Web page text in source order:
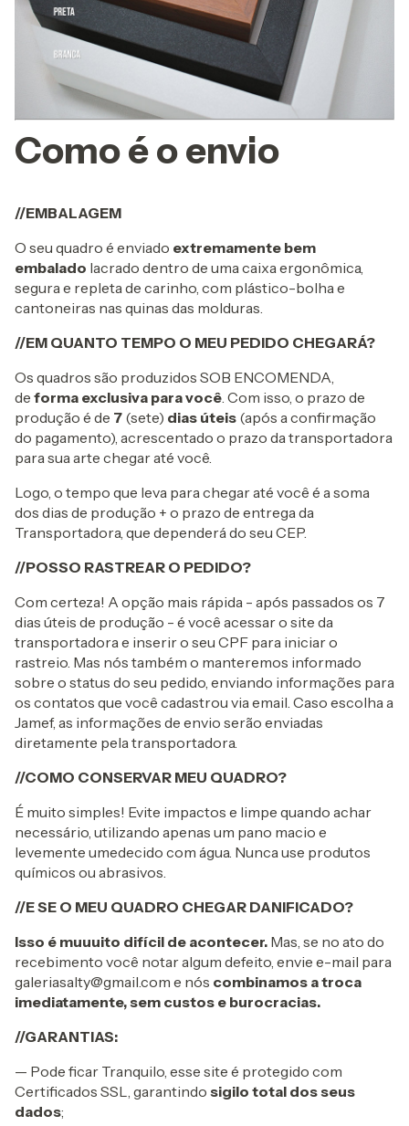
Como é o envio
//EMBALAGEM
O seu quadro é enviado extremamente bem
embalado lacrado dentro de uma caixa ergonômica,
segura e repleta de carinho, com plástico-bolha e
cantoneiras nas quinas das molduras.
//EM QUANTO TEMPO O MEU PEDIDO CHEGARÁ?
Os quadros são produzidos SOB ENCOMENDA,
de forma exclusiva para você. Com isso, o prazo de
produção é de 7 (sete) dias úteis (após a confirmação
do pagamento), acrescentado o prazo da transportadora
para sua arte chegar até você.
Logo, o tempo que leva para chegar até você é a soma
dos dias de produção + o prazo de entrega da
Transportadora, que dependerá do seu CEP.
//POSSO RASTREAR O PEDIDO?
Com certeza! A opção mais rápida - após passados os 7
dias úteis de produção - é você acessar o site da
transportadora e inserir o seu CPF para iniciar o
rastreio. Mas nós também o manteremos informado
sobre o status do seu pedido, enviando informações para
os contatos que você cadastrou via email. Caso escolha a
Jamef, as informações de envio serão enviadas
diretamente pela transportadora.
//COMO CONSERVAR MEU QUADRO?
É muito simples! Evite impactos e limpe quando achar
necessário, utilizando apenas um pano macio e
levemente umedecido com água. Nunca use produtos
químicos ou abrasivos.
//E SE O MEU QUADRO CHEGAR DANIFICADO?
Isso é muuuito difícil de acontecer. Mas, se no ato do
recebimento você notar algum defeito, envie e-mail para
galeriasalty@gmail.com e nós combinamos a troca
imediatamente, sem custos e burocracias.
//GARANTIAS:
— Pode ficar Tranquilo, esse site é protegido com
Certificados SSL, garantindo sigilo total dos seus
dados;